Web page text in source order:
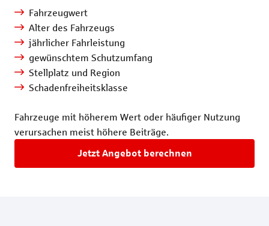
Fahrzeugwert
Alter des Fahrzeugs
jährlicher Fahrleistung
gewünschtem Schutzumfang
Stellplatz und Region
Schadenfreiheitsklasse
Fahrzeuge mit höherem Wert oder häufiger Nutzung
verursachen meist höhere Beiträge.
Jetzt Angebot berechnen